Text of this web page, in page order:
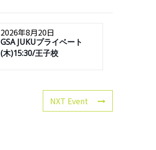
2026年8月20日
GSA JUKUプライベート
(木)15:30/王子校
NXT Event